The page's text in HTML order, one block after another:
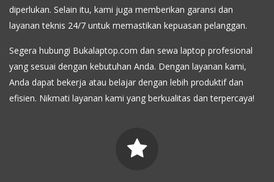
diperlukan. Selain itu, kami juga memberikan garansi dan
layanan teknis 24/7 untuk memastikan kepuasan pelanggan.
Segera hubungi Bukalaptop.com dan sewa laptop profesional
yang sesuai dengan kebutuhan Anda. Dengan layanan kami,
Anda dapat bekerja atau belajar dengan lebih produktif dan
efisien. Nikmati layanan kami yang berkualitas dan terpercaya!